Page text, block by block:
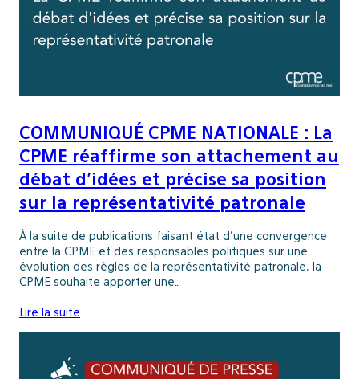
COMMUNIQUÉ CPME NATIONALE : La
CPME réaffirme son attachement au
débat d’idées et précise sa position
sur la représentativité patronale
À la suite de publications faisant état d’une convergence
entre la CPME et des responsables politiques sur une
évolution des règles de la représentativité patronale, la
CPME souhaite apporter une…
Lire la suite